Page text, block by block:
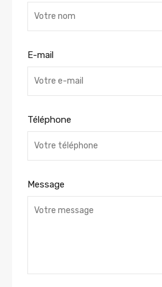
E-mail
Téléphone
Message